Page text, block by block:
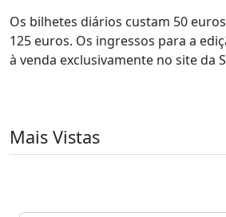
Os bilhetes diários custam 50
125 euros. Os ingressos para a
à venda exclusivamente no site da
Mais Vistas